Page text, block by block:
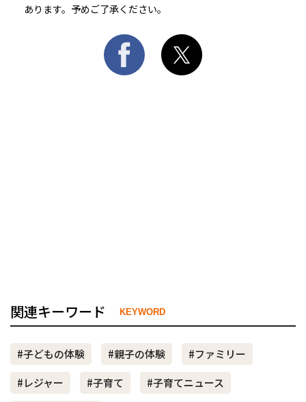
あります。予めご了承ください。
関連キーワード KEYWORD
#子どもの体験 #親子の体験
#ファミリー
#レジャー
#子育て
#子育てニュース